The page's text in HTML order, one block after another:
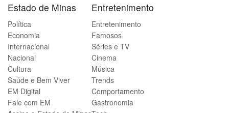
Estado de Minas
Política
Economia
Internacional
Nacional
Cultura
Saúde e Bem Viver
EM Digital
Fale com EM
Entretenimento
Entretenimento
Famosos
Séries e TV
Cinema
Música
Trends
Comportamento
Gastronomia